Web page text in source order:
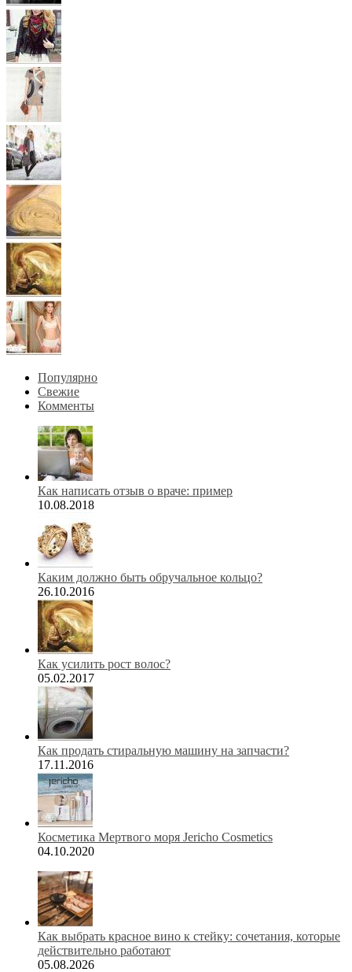
Популярно
Свежие
Комменты
Как написать отзыв о враче: пример
10.08.2018
Каким должно быть обручальное кольцо?
26.10.2016
Как усилить рост волос?
05.02.2017
Как продать стиральную машину на запчасти?
17.11.2016
Косметика Мертвого моря Jericho Cosmetics
04.10.2020
Как выбрать красное вино к стейку: сочетания, которые
действительно работают
05.08.2026